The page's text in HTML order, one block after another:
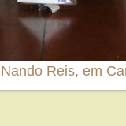
Reis, em